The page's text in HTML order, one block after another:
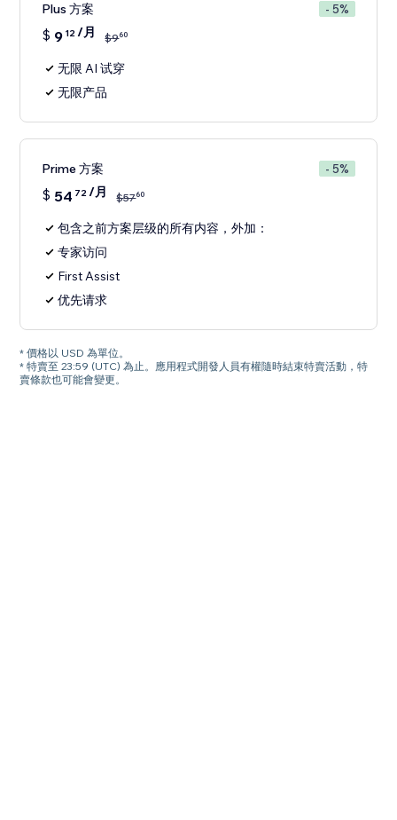
Plus 方案 - 5%
$ 9 12/月 $960
无限 AI 试穿
无限产品
Prime 方案 - 5%
$ 54 72/月 $5760
包含之前方案层级的所有内容，外加：
专家访问
First Assist
优先请求
* 價格以 USD 為單位。
* 特賣至 23:59 (UTC) 為止。應用程式開發人員有權隨時結束特賣活動，特
賣條款也可能會變更。